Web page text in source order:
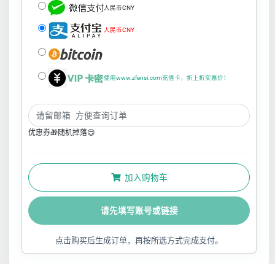
人民币CNY
人民币CNY
使用www.zfensi.com充值卡，折上折实惠价！
优惠券🎁随机掉落😍
加入购物车
请先填写账号或链接
点击购买后生成订单，再按所选方式完成支付。